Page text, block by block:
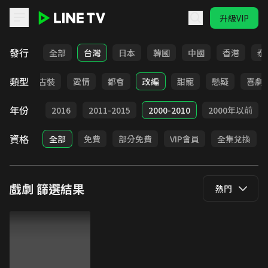
升級VIP
發行 全部 台灣 日本 韓國 中國 香港 泰
類型
家庭 古裝 愛情 都會 改編 甜寵 懸疑 喜劇
年份
2017 2016 2011-2015 2000-2010 2000年以前
資格 全部 免費 部分免費 VIP會員 全集兌換
戲劇 篩選結果 熱門